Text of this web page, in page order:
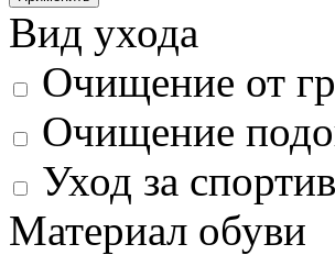
Вид ухода
Очищение от
Очищение
Уход за
Материал обуви